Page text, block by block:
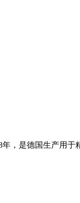
，是德国生产用于